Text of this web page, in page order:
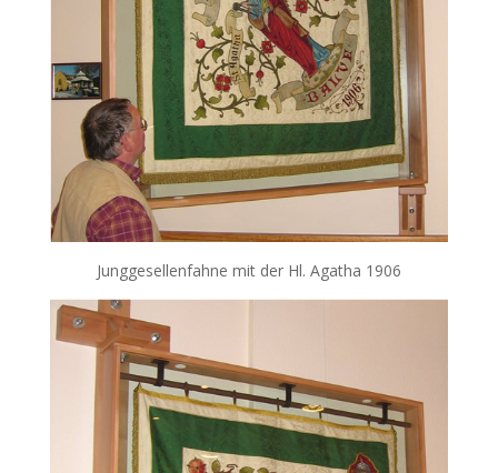
Junggesellenfahne mit der Hl. Agatha 1906